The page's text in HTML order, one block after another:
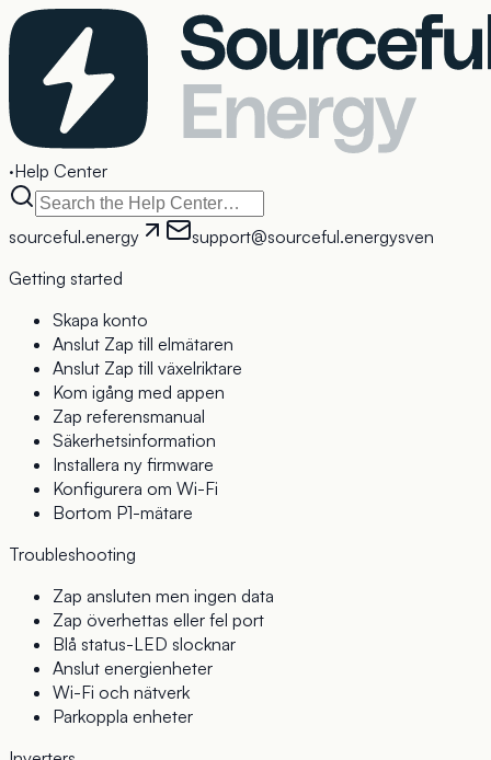
·Help Center
sourceful.energy support@sourceful.energysven
Getting started
Skapa konto
Anslut Zap till elmätaren
Anslut Zap till växelriktare
Kom igång med appen
Zap referensmanual
Säkerhetsinformation
Installera ny firmware
Konfigurera om Wi-Fi
Bortom P1-mätare
Troubleshooting
Zap ansluten men ingen data
Zap överhettas eller fel port
Blå status-LED slocknar
Anslut energienheter
Wi-Fi och nätverk
Parkoppla enheter